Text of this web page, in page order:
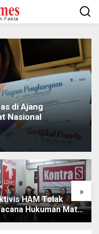
di Ajang
Nasional
»
HAM Tolak
Hukuman Mati
Karena Tak